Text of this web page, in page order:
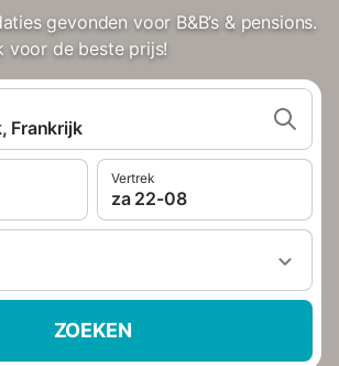
gevonden voor B&B’s & pensions.
voor de beste prijs!
Frankrijk
Vertrek
za 22-08
ZOEKEN